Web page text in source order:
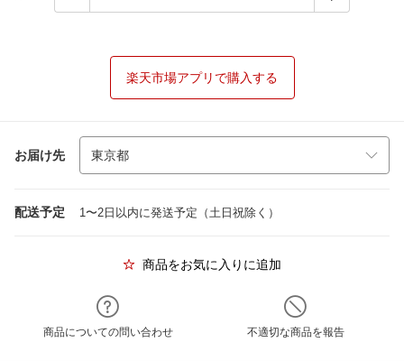
楽天市場アプリで購入する
お届け先
配送予定 1〜2日以内に発送予定（土日祝除く）
商品をお気に入りに追加
商品についての問い合わせ 不適切な商品を報告